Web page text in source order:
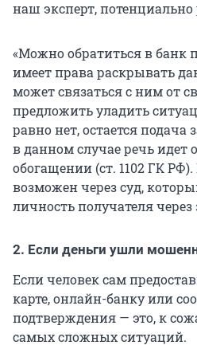
наш эксперт,
«Можно обратиться в банк
имеет права раскрывать
может связаться с ним от
предложить уладить
равно нет, остается
в данном случае речь идет
обогащении (ст. 1102 ГК РФ).
возможен через суд,
личность получателя через
2. Если деньги ушли
Если человек сам
карте, онлайн-банку или
подтверждения — это, к
самых сложных ситуаций.